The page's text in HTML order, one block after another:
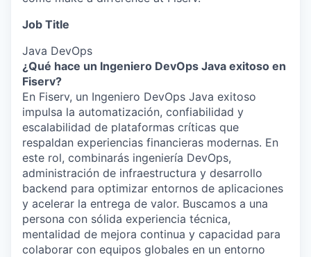
Job Title
Java DevOps
¿Qué hace un Ingeniero DevOps Java exitoso en
Fiserv?
En Fiserv, un Ingeniero DevOps Java exitoso
impulsa la automatización, confiabilidad y
escalabilidad de plataformas críticas que
respaldan experiencias financieras modernas. En
este rol, combinarás ingeniería DevOps,
administración de infraestructura y desarrollo
backend para optimizar entornos de aplicaciones
y acelerar la entrega de valor. Buscamos a una
persona con sólida experiencia técnica,
mentalidad de mejora continua y capacidad para
colaborar con equipos globales en un entorno